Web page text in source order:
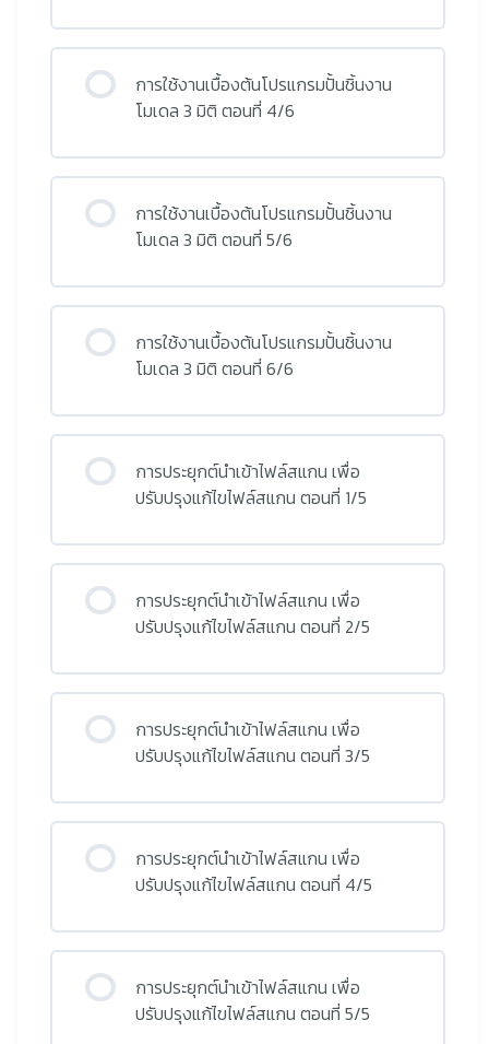
การใช้งานเบื้องต้นโปรแกรมปั้นชิ้นงาน
โมเดล 3 มิติ ตอนที่ 4/6
การใช้งานเบื้องต้นโปรแกรมปั้นชิ้นงาน
โมเดล 3 มิติ ตอนที่ 5/6
การใช้งานเบื้องต้นโปรแกรมปั้นชิ้นงาน
โมเดล 3 มิติ ตอนที่ 6/6
การประยุกต์นำเข้าไฟล์สแกน เพื่อ
ปรับปรุงแก้ไขไฟล์สแกน ตอนที่ 1/5
การประยุกต์นำเข้าไฟล์สแกน เพื่อ
ปรับปรุงแก้ไขไฟล์สแกน ตอนที่ 2/5
การประยุกต์นำเข้าไฟล์สแกน เพื่อ
ปรับปรุงแก้ไขไฟล์สแกน ตอนที่ 3/5
การประยุกต์นำเข้าไฟล์สแกน เพื่อ
ปรับปรุงแก้ไขไฟล์สแกน ตอนที่ 4/5
การประยุกต์นำเข้าไฟล์สแกน เพื่อ
ปรับปรุงแก้ไขไฟล์สแกน ตอนที่ 5/5